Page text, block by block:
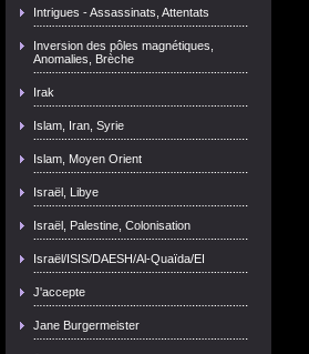
Intrigues - Assassinats, Attentats
Inversion des pôles magnétiques,
Anomalies, Brèche
Irak
Islam, Iran, Syrie
Islam, Moyen Orient
Israël, Libye
Israël, Palestine, Colonisation
Israël/ISIS/DAESH/Al-Quaïda/EI
J'accepte
Jane Burgermeister